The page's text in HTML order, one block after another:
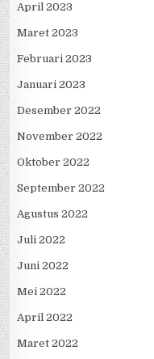
April 2023
Maret 2023
Februari 2023
Januari 2023
Desember 2022
November 2022
Oktober 2022
September 2022
Agustus 2022
Juli 2022
Juni 2022
Mei 2022
April 2022
Maret 2022